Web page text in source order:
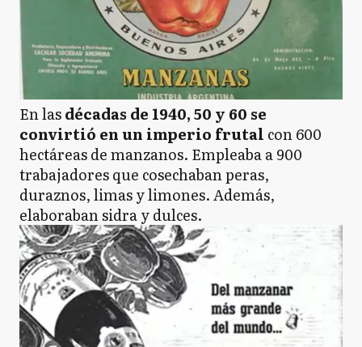
En lasdécadas de 1940, 50 y 60 se
convirtió en un imperio frutal con 600
hectáreas de manzanos. Empleaba a 900
trabajadores que cosechaban peras,
duraznos, limas y limones. Además,
elaboraban sidra y dulces.